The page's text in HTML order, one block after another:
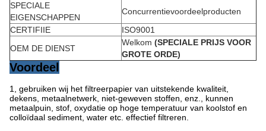
SPECIALE
EIGENSCHAPPEN
Concurrentievoordeelproducten
CERTIFIIE
ISO9001
OEM DE DIENST
Welkom (SPECIALE PRIJS VOOR
GROTE ORDE)
Voordeel
1, gebruiken wij het filtreerpapier van uitstekende kwaliteit,
dekens, metaalnetwerk, niet-geweven stoffen, enz., kunnen
metaalpuin, stof, oxydatie op hoge temperatuur van koolstof en
colloïdaal sediment, water etc. effectief filtreren.